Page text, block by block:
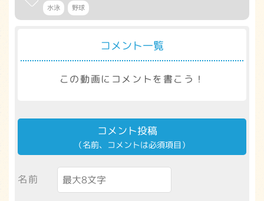
水泳
野球
コメント一覧
この動画にコメントを書こう！
コメント投稿
（名前、コメントは必須項目）
名前